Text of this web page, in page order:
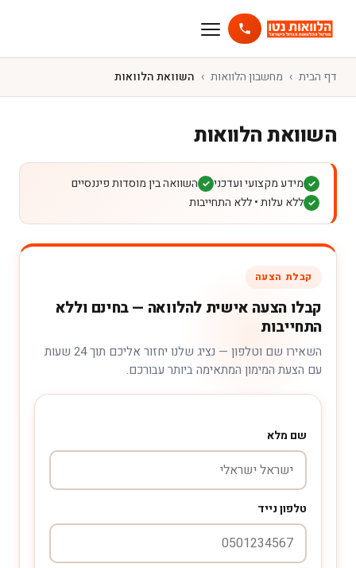
דף הבית מחשבון הלוואות השוואת הלוואות
השוואת הלוואות
✓ מידע מקצועי ועדכני ✓ השוואה בין מוסדות פיננסיים
✓ ללא עלות • ללא התחייבות
קבלת הצעה
קבלו הצעה אישית להלוואה — בחינם וללא
התחייבות
השאירו שם וטלפון — נציג שלנו יחזור אליכם תוך 24 שעות
עם הצעת המימון המתאימה ביותר עבורכם.
שם מלא
טלפון נייד